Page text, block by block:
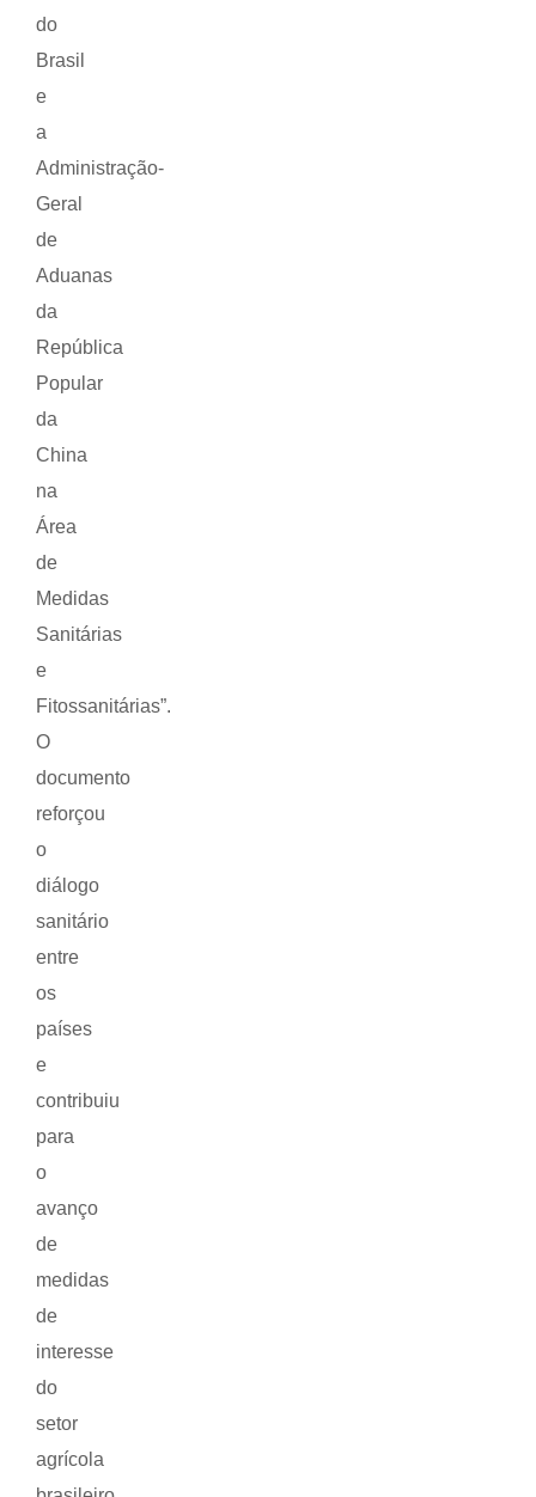
do
Brasil
e
a
Administração-
Geral
de
Aduanas
da
República
Popular
da
China
na
Área
de
Medidas
Sanitárias
e
Fitossanitárias”.
O
documento
reforçou
o
diálogo
sanitário
entre
os
países
e
contribuiu
para
o
avanço
de
medidas
de
interesse
do
setor
agrícola